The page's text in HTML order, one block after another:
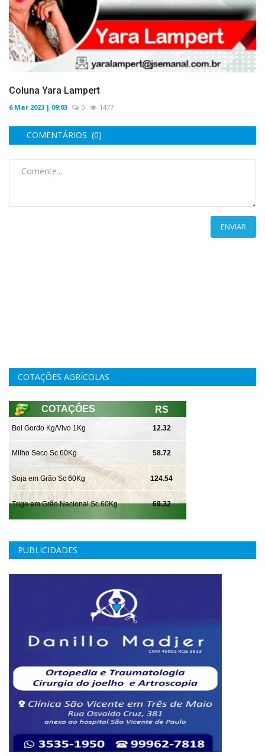
Coluna Yara Lampert
6 Mar 2023 | 09:03 0 1477
COMENTÁRIOS (0)
ENVIAR
COTAÇÕES AGRÍCOLAS
PUBLICIDADES